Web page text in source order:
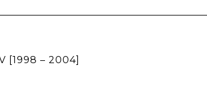
[1998 – 2004]